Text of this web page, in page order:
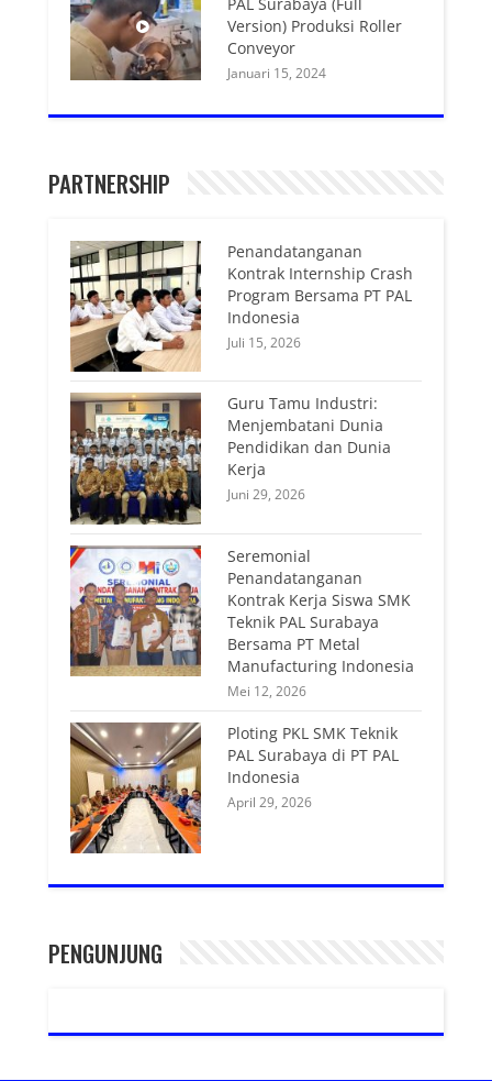
Version) Produksi Roller
Conveyor
Januari 15, 2024
PARTNERSHIP
Penandatanganan
Kontrak Internship Crash
Program Bersama PT PAL
Indonesia
Juli 15, 2026
Guru Tamu Industri:
Menjembatani Dunia
Pendidikan dan Dunia
Kerja
Juni 29, 2026
Seremonial
Penandatanganan
Kontrak Kerja Siswa SMK
Teknik PAL Surabaya
Bersama PT Metal
Manufacturing Indonesia
Mei 12, 2026
Ploting PKL SMK Teknik
PAL Surabaya di PT PAL
Indonesia
April 29, 2026
PENGUNJUNG